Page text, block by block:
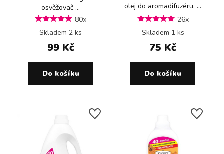
osvěžovač ...
80x
Skladem 2 ks
99 Kč
Do košíku
olej do aromadifuzéru, ...
26x
Skladem 1 ks
75 Kč
Do košíku